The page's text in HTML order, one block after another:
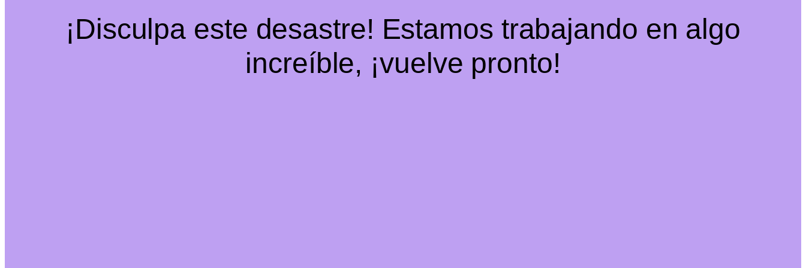
¡Disculpa este desastre! Estamos trabajando en algo
increíble, ¡vuelve pronto!